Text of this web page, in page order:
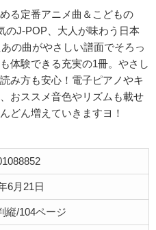
る定番アニメ曲＆こどもの
のJ-POP、大人が味わう日本
の曲がやさしい譜面でそろっ
体験できる充実の1冊。やさし
み方も安心！電子ピアノやキ
おススメ音色やリズムも載せ
どん増えていきますヨ！
6月21日
縦/104ページ